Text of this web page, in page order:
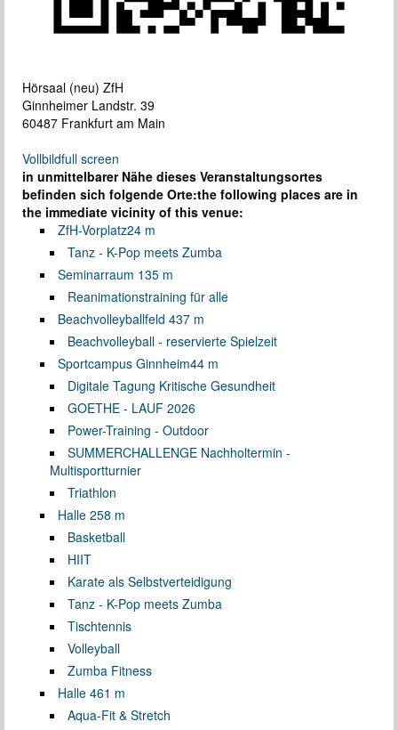
Hörsaal (neu) ZfH
Ginnheimer Landstr. 39
60487 Frankfurt am Main
Vollbildfull screen
in unmittelbarer Nähe dieses Veranstaltungsortes
befinden sich folgende Orte:the following places are in
the immediate vicinity of this venue:
ZfH-Vorplatz24 m
Tanz - K-Pop meets Zumba
Seminarraum 135 m
Reanimationstraining für alle
Beachvolleyballfeld 437 m
Beachvolleyball - reservierte Spielzeit
Sportcampus Ginnheim44 m
Digitale Tagung Kritische Gesundheit
GOETHE - LAUF 2026
Power-Training - Outdoor
SUMMERCHALLENGE Nachholtermin -
Multisportturnier
Triathlon
Halle 258 m
Basketball
HIIT
Karate als Selbstverteidigung
Tanz - K-Pop meets Zumba
Tischtennis
Volleyball
Zumba Fitness
Halle 461 m
Aqua-Fit & Stretch